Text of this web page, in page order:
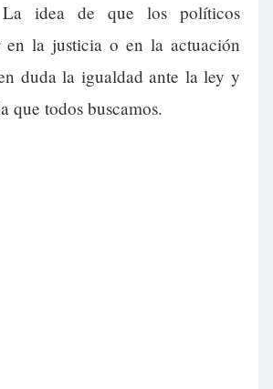
La idea de que los políticos
en la justicia o en la actuación
duda la igualdad ante la ley y
que todos buscamos.